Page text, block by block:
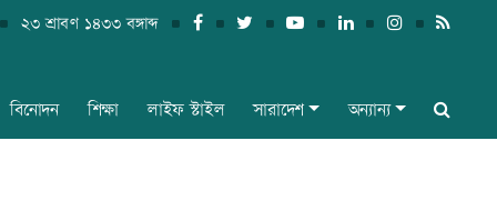
২৩ শ্রাবণ ১৪৩৩ বঙ্গাব্দ
বিনোদন শিক্ষা লাইফ স্টাইল সারাদেশ অন্যান্য